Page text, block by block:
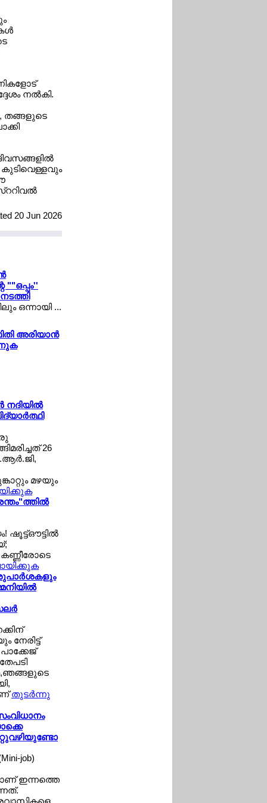
നല്‍കി.
തങ്ങളുടെ
കുടിവെള്ളവും
20 Jun 2026
ഒന്നായി ...
അരിയാന്‍
26
മഴയും
ഷൂട്ട്ഔട്ടില്‍
ശുപാര്‍ശകളും
നേരിട്ട്
തുടര്‍ന്നു
job)
ഇന്നത്തെ